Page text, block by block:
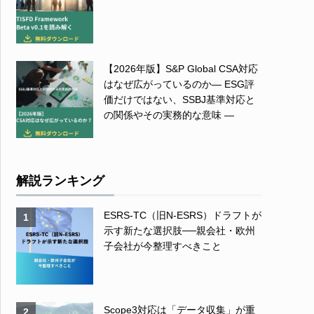
【2026年版】S&P Global CSA対応
はなぜ広がっているのか― ESG評
価だけではない、SSBJ基準対応と
の関係やその実務的な意味 ―
解説ランキング
1
ESRS-TC（旧N-ESRS）ドラフトが
示す新たな選択肢──親会社・欧州
子会社が今整理すべきこと
Scope3対応は「データ収集」が重